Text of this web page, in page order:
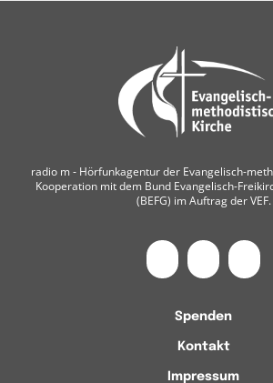
radio m ‐ Hörfunkagentur der Evangelisch-
Kooperation mit dem Bund Evangelisch-
(BEFG) im Auftrag der VEF.
Spenden
Kontakt
Impressum